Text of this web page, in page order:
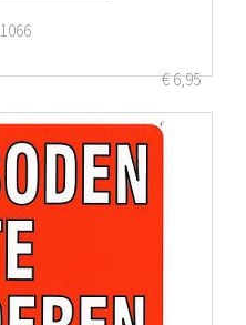
1066
€6,95